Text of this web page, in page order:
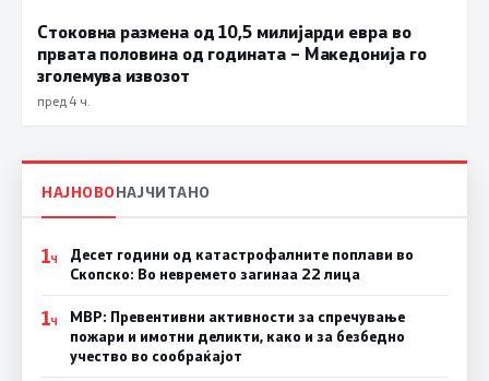
Стоковна размена од 10,5 милијарди евра во
првата половина од годината – Македонија го
зголемува извозот
пред 4 ч.
НАЈНОВОНАЈЧИТАНО
1Ч
Десет години од катастрофалните поплави во
Скопско: Во невремето загинаа 22 лица
1Ч
МВР: Превентивни активности за спречување
пожари и имотни деликти, како и за безбедно
учество во сообраќајот